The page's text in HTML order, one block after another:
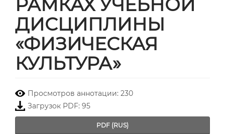
РАМКАХ УЧЕБНОЙ
ДИСЦИПЛИНЫ
«ФИЗИЧЕСКАЯ
КУЛЬТУРА»
Просмотров аннотации: 230
Загрузок PDF: 95
PDF (RUS)